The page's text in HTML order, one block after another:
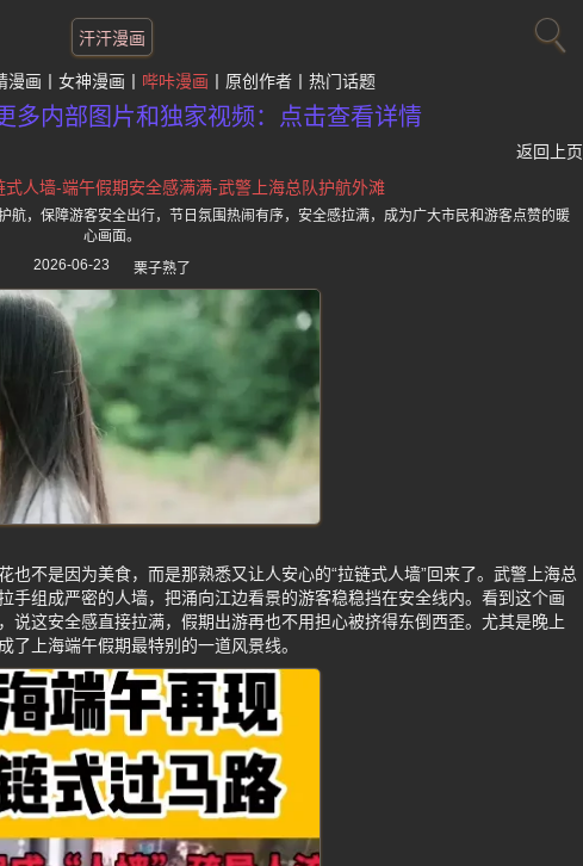
汗汗漫画
漫画 女神漫画 哔咔漫画 原创作者 热门话题
多内部图片和独家视频：点击查看详情
返回上页
人墙-端午假期安全感满满-武警上海总队护航外滩
航，保障游客安全出行，节日氛围热闹有序，安全感拉满，成为广大市民和游客点赞的暖
心画面。
2026-06-23
栗子熟了
不是因为美食，而是那熟悉又让人安心的“拉链式人墙”回来了。武警上海总
手组成严密的人墙，把涌向江边看景的游客稳稳挡在安全线内。看到这个画
说这安全感直接拉满，假期出游再也不用担心被挤得东倒西歪。尤其是晚上
上海端午假期最特别的一道风景线。